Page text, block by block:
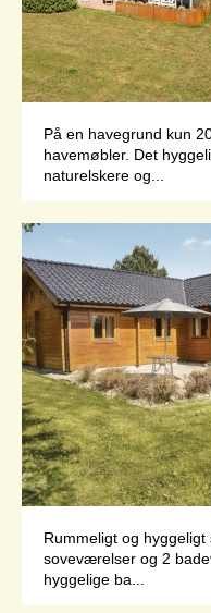
På en havegrund kun
havemøbler. Det
naturelskere og...
Rummeligt og
soveværelser og 2
hyggelige ba...